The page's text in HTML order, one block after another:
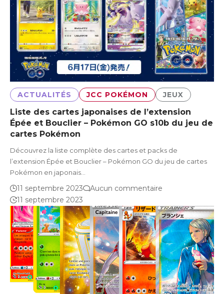
ACTUALITÉS JCC POKÉMON JEUX
Liste des cartes japonaises de l’extension
Épée et Bouclier – Pokémon GO s10b du jeu de
cartes Pokémon
Découvrez la liste complète des cartes et packs de
l’extension Épée et Bouclier – Pokémon GO du jeu de cartes
Pokémon en japonais…
11 septembre 2023
Aucun commentaire
11 septembre 2023